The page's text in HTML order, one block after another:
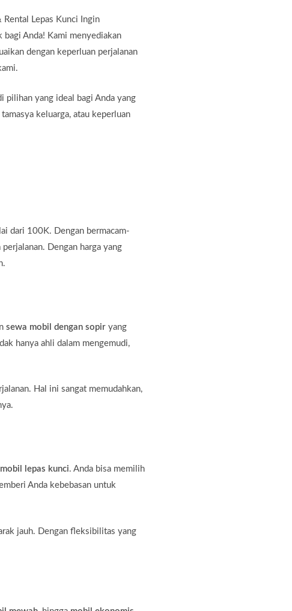
Lepas Kunci Ingin
Anda! Kami menyediakan
dengan keperluan perjalanan
pilihan yang ideal bagi Anda yang
keluarga, atau keperluan
dari 100K. Dengan bermacam-
Dengan harga yang
sewa mobil dengan sopir yang
hanya ahli dalam mengemudi,
Hal ini sangat memudahkan,
lepas kunci. Anda bisa memilih
Anda kebebasan untuk
jauh. Dengan fleksibilitas yang